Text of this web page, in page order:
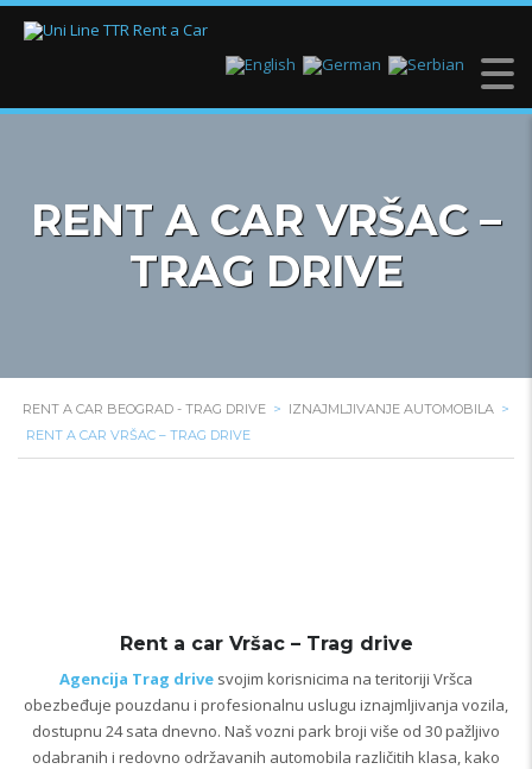
RENT A CAR VRŠAC –
TRAG DRIVE
RENT A CAR BEOGRAD - TRAG DRIVE > IZNAJMLJIVANJE AUTOMOBILA >
RENT A CAR VRŠAC – TRAG DRIVE
Rent a car Vršac – Trag drive
Agencija Trag drive svojim korisnicima na teritoriji Vršca
obezbeđuje pouzdanu i profesionalnu uslugu iznajmljivanja vozila,
dostupnu 24 sata dnevno. Naš vozni park broji više od 30 pažljivo
odabranih i redovno održavanih automobila različitih klasa, kako